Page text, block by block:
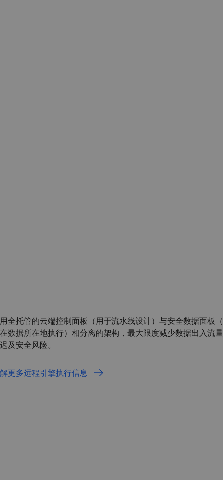
全托管的云端控制面板（用于流水线设计）与安全数据面板
数据所在地执行）相分离的架构，最大限度减少数据出入流
及安全风险。
更多远程引擎执行信息